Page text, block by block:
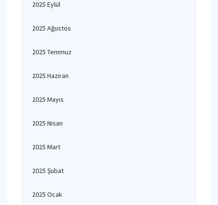
2025 Eylül
2025 Ağustos
2025 Temmuz
2025 Haziran
2025 Mayıs
2025 Nisan
2025 Mart
2025 Şubat
2025 Ocak